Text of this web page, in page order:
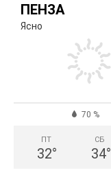
ПЕНЗА
Ясно
70 %
ПТ
32°
СБ
34°